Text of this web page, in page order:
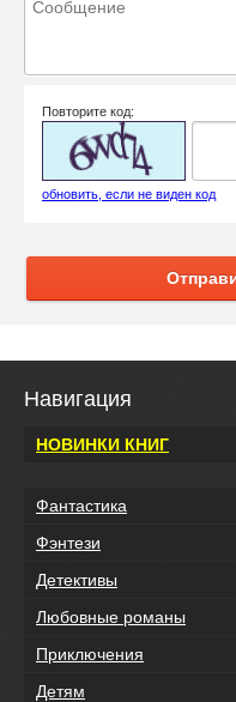
Повторите код:
обновить, если не виден код
Навигация
НОВИНКИ КНИГ
Фантастика
Фэнтези
Детективы
Любовные романы
Приключения
Детям